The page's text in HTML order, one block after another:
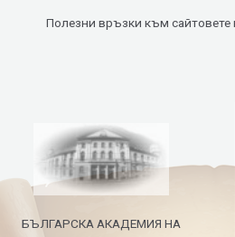
Полезни връзки към сайтовете
БЪЛГАРСКА АКАДЕМИЯ НА